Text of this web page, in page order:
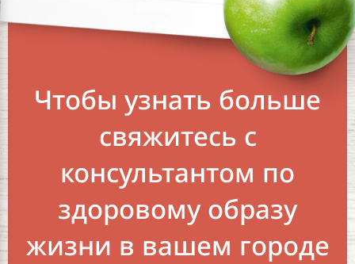
Чтобы узнать больше
свяжитесь с
консультантом по
здоровому образу
жизни в вашем городе